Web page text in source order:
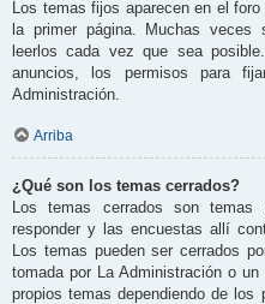
Los temas fijos aparecen en el
la primer página. Muchas
leerlos cada vez que sea
anuncios, los permisos para
Administración.
Arriba
¿Qué son los temas cerrados?
Los temas cerrados son
responder y las encuestas allí
Los temas pueden ser cerrados
tomada por La Administración o
propios temas dependiendo de los